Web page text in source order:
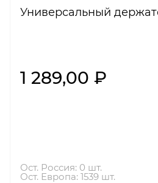
Универсальный
1 289,00 ₽
Ост. Россия: 0 шт.
Ост. Европа: 1539 шт.